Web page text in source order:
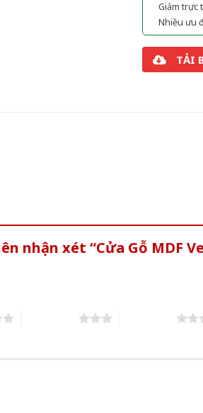
Giảm trực
Nhiều ưu
TẢI
nhận xét “Cửa Gỗ MDF